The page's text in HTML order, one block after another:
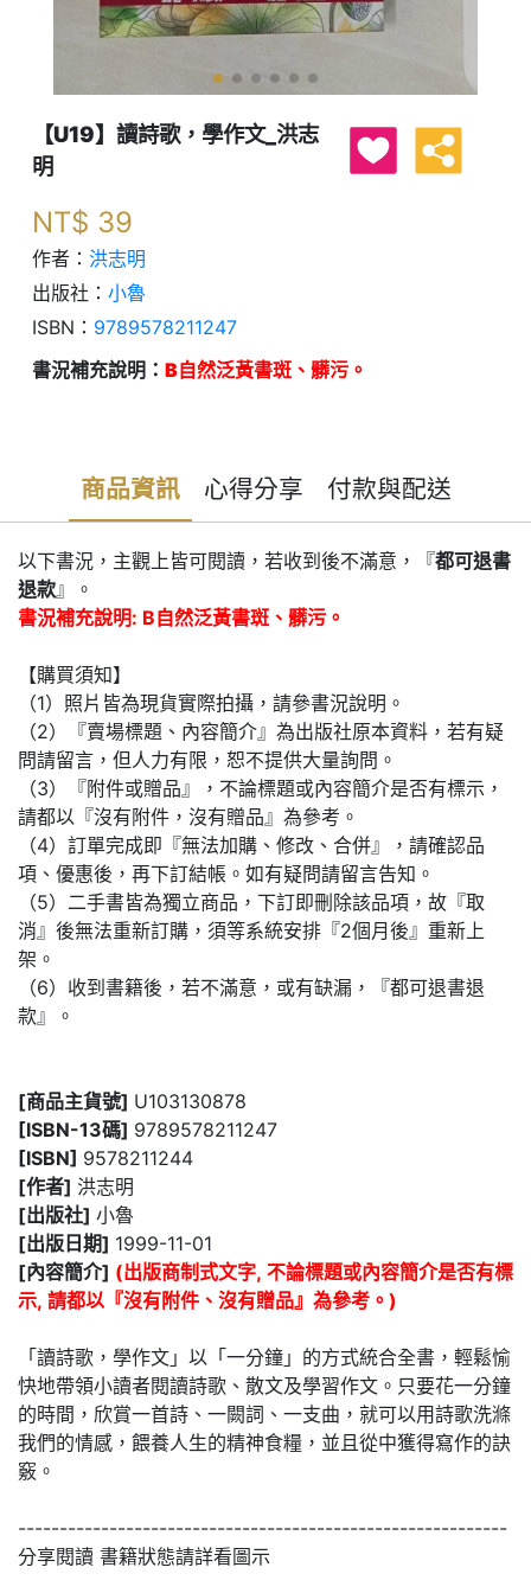
【U19】讀詩歌，學作文_洪志
明
NT$ 39
作者： 洪志明
出版社： 小魯
ISBN： 9789578211247
書況補充說明： B自然泛黃書斑、髒污。
商品資訊 心得分享 付款與配送
以下書況，主觀上皆可閱讀，若收到後不滿意，『都可退書
退款』。
書況補充說明: B自然泛黃書斑、髒污。
【購買須知】
（1）照片皆為現貨實際拍攝，請參書況說明。
（2）『賣場標題、內容簡介』為出版社原本資料，若有疑
問請留言，但人力有限，恕不提供大量詢問。
（3）『附件或贈品』，不論標題或內容簡介是否有標示，
請都以『沒有附件，沒有贈品』為參考。
（4）訂單完成即『無法加購、修改、合併』，請確認品
項、優惠後，再下訂結帳。如有疑問請留言告知。
（5）二手書皆為獨立商品，下訂即刪除該品項，故『取
消』後無法重新訂購，須等系統安排『2個月後』重新上
架。
（6）收到書籍後，若不滿意，或有缺漏，『都可退書退
款』。
[商品主貨號] U103130878
[ISBN-13碼] 9789578211247
[ISBN] 9578211244
[作者] 洪志明
[出版社] 小魯
[出版日期] 1999-11-01
[內容簡介] (出版商制式文字, 不論標題或內容簡介是否有標
示, 請都以『沒有附件、沒有贈品』為參考。)
「讀詩歌，學作文」以「一分鐘」的方式統合全書，輕鬆愉
快地帶領小讀者閱讀詩歌、散文及學習作文。只要花一分鐘
的時間，欣賞一首詩、一闕詞、一支曲，就可以用詩歌洗滌
我們的情感，餵養人生的精神食糧，並且從中獲得寫作的訣
竅。
-----------------------------------------------------------
分享閱讀 書籍狀態請詳看圖示